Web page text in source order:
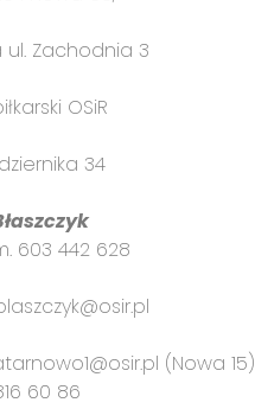
ul. Zachodnia 3
OSiR
34
603 442 628
(Nowa 15)
60 86